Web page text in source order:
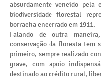
absurdamente vencido
biodiversidade florestal
borracha encerrado em 1911.
Falando de outra
conservação da floresta tem
primeiro, sempre realizado
grave, com apoio
destinado ao crédito rural,